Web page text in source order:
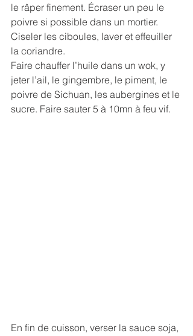
le râper finement. Écraser un peu le
poivre si possible dans un mortier.
Ciseler les ciboules, laver et effeuiller
la coriandre.
Faire chauffer l’huile dans un wok, y
jeter l’ail, le gingembre, le piment, le
poivre de Sichuan, les aubergines et le
sucre. Faire sauter 5 à 10mn à feu vif.
En fin de cuisson, verser la sauce soja,